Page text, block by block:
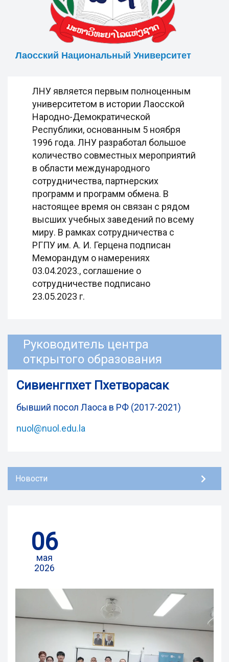
Лаосский Национальный Университет
ЛНУ является первым полноценным
университетом в истории Лаосской
Народно-Демократической
Республики, основанным 5 ноября
1996 года. ЛНУ разработал большое
количество совместных мероприятий
в области международного
сотрудничества, партнерских
программ и программ обмена. В
настоящее время он связан с рядом
высших учебных заведений по всему
миру. В рамках сотрудничества с
РГПУ им. А. И. Герцена подписан
Меморандум о намерениях
03.04.2023., соглашение о
сотрудничестве подписано
23.05.2023 г.
Руководитель центра
открытого образования
Сивиенгпхет Пхетворасак
бывший посол Лаоса в РФ (2017-2021)
nuol@nuol.edu.la
Новости
06
мая
2026